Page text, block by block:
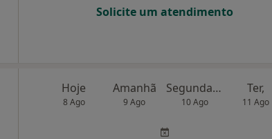
Solicite um atendimento
Hoje
8 Ago
Amanhã
9 Ago
Segunda-feira
10 Ago
Ter,
11 Ago